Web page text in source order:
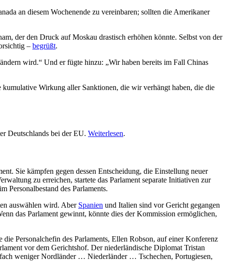
an diesem Wochenende zu vereinbaren; sollten die Amerikaner
der den Druck auf Moskau drastisch erhöhen könnte. Selbst von der
– begrüßt.
wird.“ Und er fügte hinzu: „Wir haben bereits im Fall Chinas
Wirkung aller Sanktionen, die wir verhängt haben, die die
Deutschlands bei der EU. Weiterlesen.
Sie kämpfen gegen dessen Entscheidung, die Einstellung neuer
zu erreichen, startete das Parlament separate Initiativen zur
Personalbestand des Parlaments.
auswählen wird. Aber Spanien und Italien sind vor Gericht gegangen
das Parlament gewinnt, könnte dies der Kommission ermöglichen,
Personalchefin des Parlaments, Ellen Robson, auf einer Konferenz
vor dem Gerichtshof. Der niederländische Diplomat Tristan
weniger Nordländer … Niederländer … Tschechen, Portugiesen,